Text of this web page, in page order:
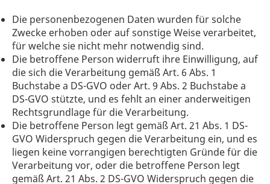
Die personenbezogenen Daten wurden für solche
Zwecke erhoben oder auf sonstige Weise verarbeitet,
für welche sie nicht mehr notwendig sind.
Die betroffene Person widerruft ihre Einwilligung, auf
die sich die Verarbeitung gemäß Art. 6 Abs. 1
Buchstabe a DS-GVO oder Art. 9 Abs. 2 Buchstabe a
DS-GVO stützte, und es fehlt an einer anderweitigen
Rechtsgrundlage für die Verarbeitung.
Die betroffene Person legt gemäß Art. 21 Abs. 1 DS-
GVO Widerspruch gegen die Verarbeitung ein, und es
liegen keine vorrangigen berechtigten Gründe für die
Verarbeitung vor, oder die betroffene Person legt
gemäß Art. 21 Abs. 2 DS-GVO Widerspruch gegen die